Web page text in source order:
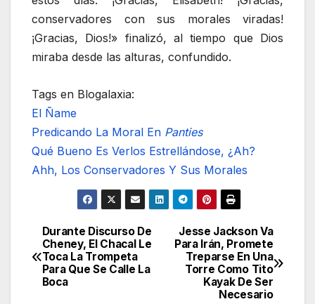
conservadores con sus morales viradas!
¡Gracias, Dios!» finalizó, al tiempo que Dios
miraba desde las alturas, confundido.
Tags en Blogalaxia:
El Ñame
Predicando La Moral En Panties
Qué Bueno Es Verlos Estrellándose, ¿Ah?
Ahh, Los Conservadores Y Sus Morales
Navegación
de
Jesse Jackson Va
Para Irán, Promete
Treparse En Una
Torre Como Tito
Kayak De Ser
Necesario
Durante Discurso De
Cheney, El Chacal Le
Toca La Trompeta
Para Que Se Calle La
Boca